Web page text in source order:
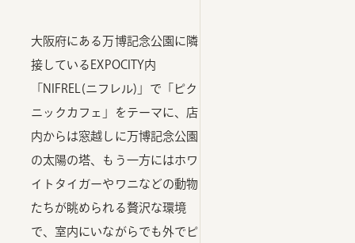
大阪府にある万博記念公園に隣
接しているEXPOCITY内
「NIFREL(ニフレル)」で「ピク
ニックカフェ」をテーマに、店
内からは窓越しに万博記念公園
の太陽の塔、もう一方にはホワ
イトタイガーやワニなどの動物
たちが眺められる贅沢な環境
で、室内にいながらでも外でピ